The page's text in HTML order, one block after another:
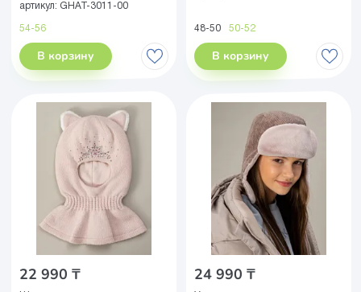
артикул: GHAT-3011-00
54-56
В корзину
48-50 50-52
В корзину
22 990 ₸ 24 990 ₸